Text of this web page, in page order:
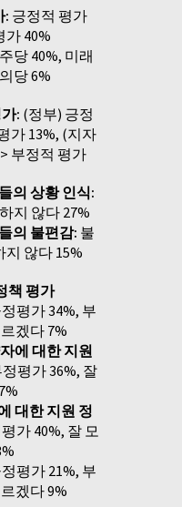
: 긍정적 평가
가 40%
당 40%, 미래
당 6%
: (정부) 긍정
가 13%, (지자
부정적 평가
의 상황 인식:
지 않다 27%
의 불편감: 불
않다 15%
책 평가
평가 34%, 부
겠다 7%
에 대한 지원
평가 36%, 잘
대한 지원 정
가 40%, 잘 모
평가 21%, 부
겠다 9%